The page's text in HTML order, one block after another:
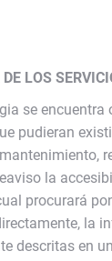
LOS
se
pudieran
la
procurará
la
descritas en